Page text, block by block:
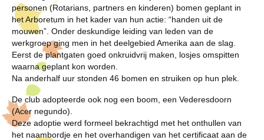
personen (Rotarians, partners en kinderen) bomen geplant in
het Arboretum in het kader van hun actie: “handen uit de
mouwen”. Onder deskundige leiding van leden van de
werkgroep ging men in het deelgebied Amerika aan de slag.
Eerst de plantgaten goed onkruidvrij maken, losjes omspitten
waarna geplant kon worden.
Na anderhalf uur stonden 46 bomen en struiken op hun plek.
De club adopteerde ook nog een boom, een Vederesdoorn
(Acer negundo).
Deze adoptie werd formeel bekrachtigd met het onthullen van
het naambordje en het overhandigen van het certificaat aan de